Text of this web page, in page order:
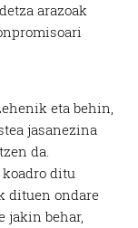
arazoak
eta behin,
jasanezina
da.
ditu
dituen ondare
jakin behar,